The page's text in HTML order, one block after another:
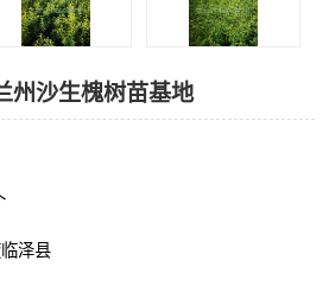
州沙生槐树苗基地
泽县